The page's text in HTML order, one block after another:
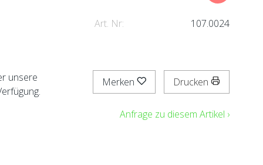
Art. Nr: 107.0024
unsere
Merken Drucken
Anfrage zu diesem Artikel ›